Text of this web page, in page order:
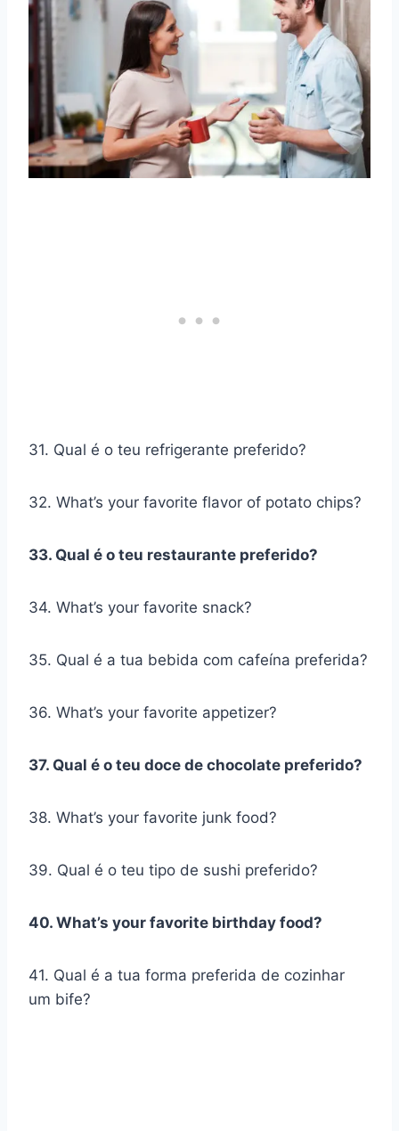
31. Qual é o teu refrigerante preferido?
32. What’s your favorite flavor of potato chips?
33. Qual é o teu restaurante preferido?
34. What’s your favorite snack?
35. Qual é a tua bebida com cafeína preferida?
36. What’s your favorite appetizer?
37. Qual é o teu doce de chocolate preferido?
38. What’s your favorite junk food?
39. Qual é o teu tipo de sushi preferido?
40. What’s your favorite birthday food?
41. Qual é a tua forma preferida de cozinhar
um bife?